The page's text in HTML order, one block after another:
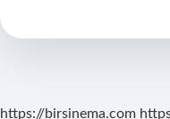
https://birsinema.com